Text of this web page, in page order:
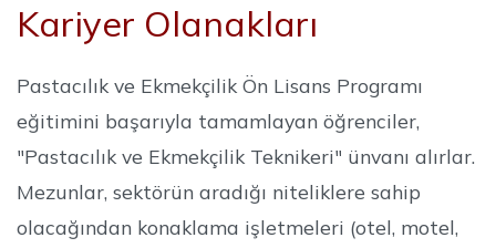
Kariyer Olanakları
Pastacılık ve Ekmekçilik Ön Lisans Programı
eğitimini başarıyla tamamlayan öğrenciler,
"Pastacılık ve Ekmekçilik Teknikeri" ünvanı alırlar.
Mezunlar, sektörün aradığı niteliklere sahip
olacağından konaklama işletmeleri (otel, motel,